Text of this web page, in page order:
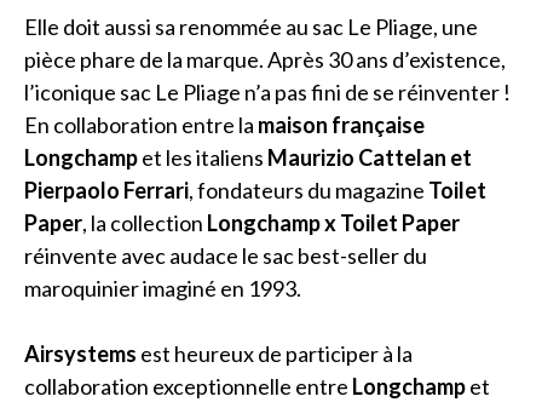
Elle doit aussi sa renommée au sac Le Pliage, une
pièce phare de la marque. Après 30 ans d’existence,
l’iconique sac Le Pliage n’a pas fini de se réinventer !
En collaboration entre la maison française
Longchampet les italiens Maurizio Cattelan et
Pierpaolo Ferrari, fondateurs du magazine Toilet
Paper, la collection Longchamp x Toilet Paper
réinvente avec audace le sac best-seller du
maroquinier imaginé en 1993.
Airsystems est heureux de participer à la
collaboration exceptionnelle entre ‌ Longchampet